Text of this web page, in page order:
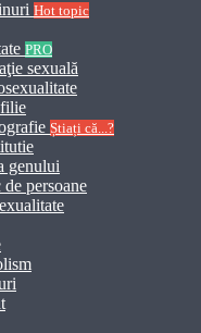
Hot topic
PRO
sexuală
Știați că...?
genului
persoane